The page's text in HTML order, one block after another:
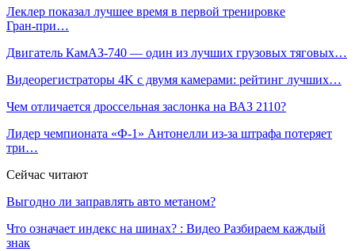
Леклер показал лучшее время в первой тренировке
Гран‑при…
Двигатель КамАЗ-740 — один из лучших грузовых тяговых…
Видеорегистраторы 4K с двумя камерами: рейтинг лучших…
Чем отличается дроссельная заслонка на ВАЗ 2110?
Лидер чемпионата «Ф‑1» Антонелли из‑за штрафа потеряет
три…
Сейчас читают
Выгодно ли заправлять авто метаном?
Что означает индекс на шинах? : Видео Разбираем каждый
знак